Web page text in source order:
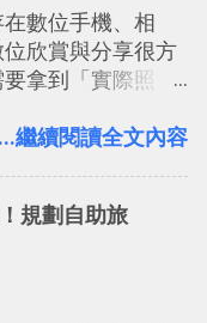
for Slack：
變成專案任務排
電腦玩物上寫過
錯過了幾年前第
機，但在這段時
歸納出「 為什麼值
免費專案管理軟
Trello 切換到繁
數位手機、相
欣賞與分享很方
拿到「實際照
片來當小禮物 把照
間、立即拿到、
），又不想跑照
繼續閱讀全文內容
規劃自助旅